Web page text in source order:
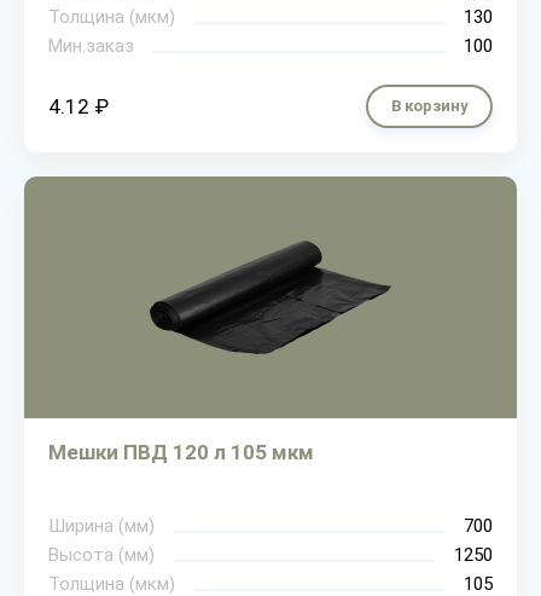
Толщина (мкм)
130
Мин.заказ
100
4.12 ₽ В корзину
Мешки ПВД 120 л 105 мкм
Ширина (мм)
700
Высота (мм)
1250
Толщина (мкм)
105